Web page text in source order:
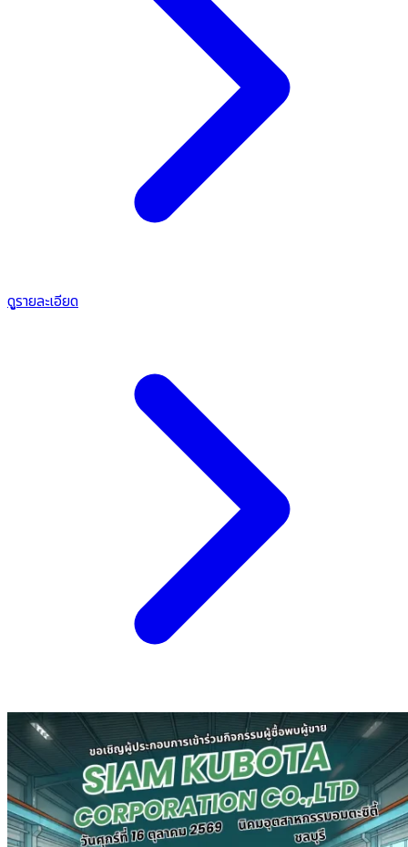
ดูรายละเอียด